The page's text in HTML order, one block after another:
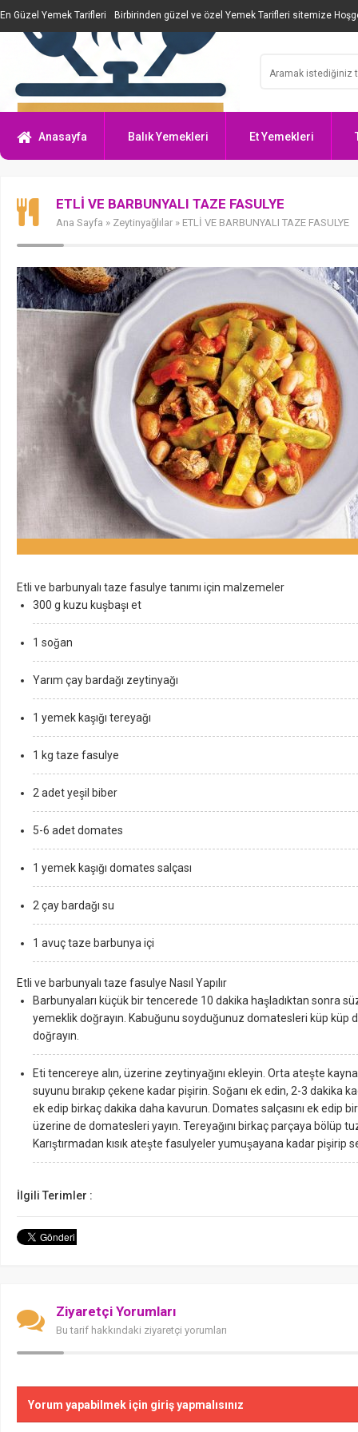
En Güzel Yemek Tarifleri Birbirinden güzel ve özel Yemek Tarifleri sitemize
Anasayfa Balık Yemekleri Et Yemekleri
ETLİ VE BARBUNYALI TAZE FASULYE
Ana Sayfa » Zeytinyağlılar » ETLİ VE BARBUNYALI TAZE FASULYE
Etli ve barbunyalı taze fasulye tanımı için malzemeler
300 g kuzu kuşbaşı et
1 soğan
Yarım çay bardağı zeytinyağı
1 yemek kaşığı tereyağı
1 kg taze fasulye
2 adet yeşil biber
5-6 adet domates
1 yemek kaşığı domates salçası
2 çay bardağı su
1 avuç taze barbunya içi
Etli ve barbunyalı taze fasulye Nasıl Yapılır
Barbunyaları küçük bir tencerede 10 dakika haşladıktan sonra
yemeklik doğrayın. Kabuğunu soyduğunuz domatesleri küp küp
doğrayın.
Eti tencereye alın, üzerine zeytinyağını ekleyin. Orta ateşte
suyunu bırakıp çekene kadar pişirin. Soğanı ek edin, 2-3 dakika
ek edip birkaç dakika daha kavurun. Domates salçasını ek edip
üzerine de domatesleri yayın. Tereyağını birkaç parçaya bölüp
Karıştırmadan kısık ateşte fasulyeler yumuşayana kadar pişirip
İlgili Terimler :
Ziyaretçi Yorumları
Bu tarif hakkındaki ziyaretçi yorumları
Yorum yapabilmek için giriş yapmalısınız